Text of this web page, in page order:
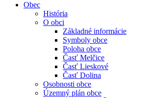
Obec
História
O obci
Základné informácie
Symboly obce
Poloha obce
Časť Melčice
Časť Lieskové
Časť Dolina
Osobnosti obce
Územný plán obce